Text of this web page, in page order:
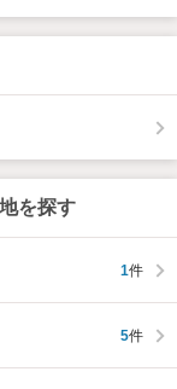
を探す
1件
5件